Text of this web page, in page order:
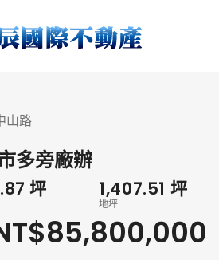
山路
多旁廠辦
坪 1,407.51 坪
地坪